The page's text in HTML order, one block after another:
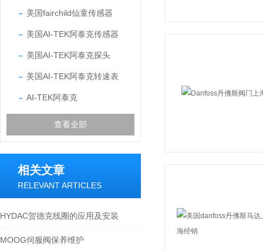
美国fairchild仙童传感器
美国AI-TEK阿泰克传感器
美国AI-TEK阿泰克探头
美国AI-TEK阿泰克转速表
AI-TEK阿泰克
查看全部
相关文章
RELEVANT ARTICLES
HYDAC贺德克线圈的应用及安装
MOOG伺服阀保养维护